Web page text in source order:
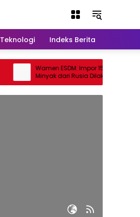
Teknologi Indeks Berita
Wamen ESDM: Impor 150 Juta Barel
Minyak dari Rusia Dilakukan Bertahap
hingga 2026